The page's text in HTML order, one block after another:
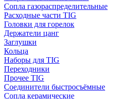
Сопла газораспределительные
Расходные части TIG
Головки для горелок
Держатели цанг
Заглушки
Кольца
Наборы для TIG
Переходники
Прочее TIG
Соединители быстросъёмные
Сопла керамические